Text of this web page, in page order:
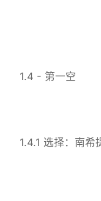
1.4 - 第一空
1.4.1 选择：南希